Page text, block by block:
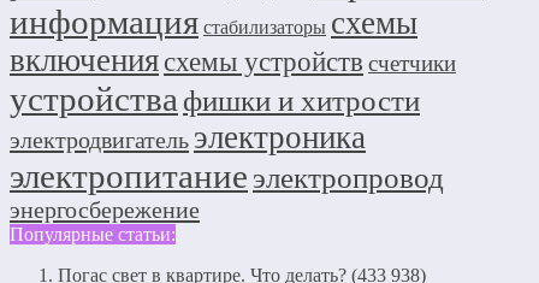
информация стабилизаторы схемы
включения схемы устройств счетчики
устройства фишки и хитрости
электродвигатель электроника
электропитание электропровод
энергосбережение
Популярные статьи:
Погас свет в квартире. Что делать? (433 938)